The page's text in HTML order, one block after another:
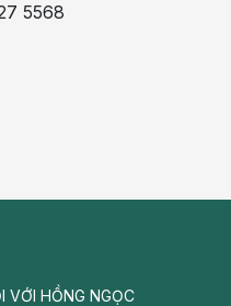
5568
VỚI HỒNG NGỌC